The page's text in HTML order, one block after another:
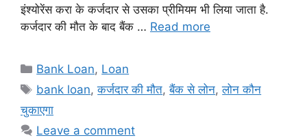
इंश्योरेंस करा के कर्जदार से उसका प्रीमियम भी लिया जाता है.
कर्जदार की मौत के बाद बैंक … Read more
Categories
Bank Loan, Loan
Tags
bank loan,कर्जदार की मौत,बैंक से लोन,लोन कौन
चुकाएगा
Leave a comment